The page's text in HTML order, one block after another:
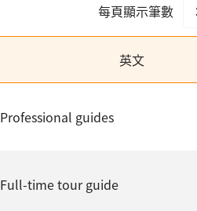
每頁顯示筆數
英文
Professional guides
Full-time tour guide